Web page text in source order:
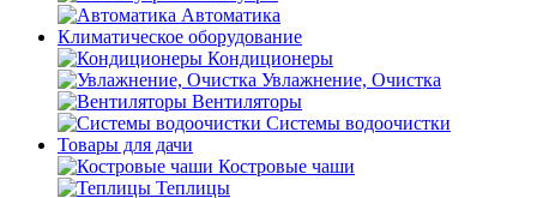
Автоматика
Климатическое оборудование
Кондиционеры
Увлажнение, Очистка
Вентиляторы
Системы водоочистки
Товары для дачи
Костровые чаши
Теплицы